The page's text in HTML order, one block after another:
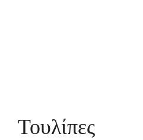
Τουλίπες